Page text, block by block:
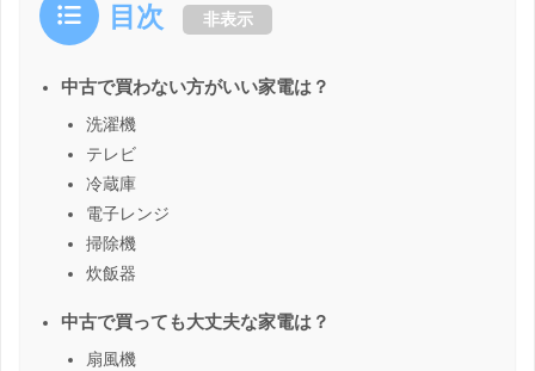
目次 非表示
中古で買わない方がいい家電は？
洗濯機
テレビ
冷蔵庫
電子レンジ
掃除機
炊飯器
中古で買っても大丈夫な家電は？
扇風機